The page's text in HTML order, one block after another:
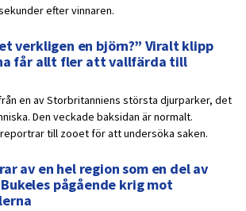
efter vinnaren.
verkligen en björn?” Viralt klipp
får allt fler att vallfärda till
en av Storbritanniens största djurparker, det
Den veckade baksidan är normalt.
till zooet för att undersöka saken.
av en hel region som en del av
pågående krig mot